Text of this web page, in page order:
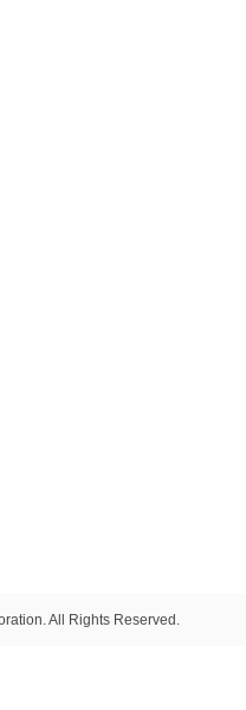
All Rights Reserved.